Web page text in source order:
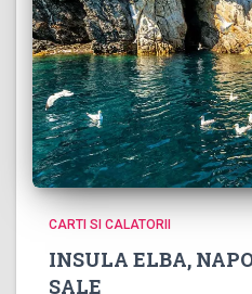
CARTI SI CALATORII
INSULA ELBA,
SALE